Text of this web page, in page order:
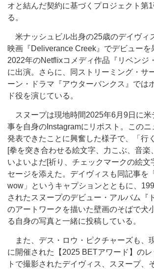
オと結んだ契約に基づくプロジェクト第
る。
米ナッシュビル出身の25歳のデイヴィ
映画『Deliverance Creek』でデビューを
2022年のNetflixコメディ作品『リベンジ
に出演。さらに、同ストリーミング・サ
ーン・ドラマ『アウターバンクス』では
ド役を演じている。
スヌープは現地時間2025年6月9日に米
事を自身のInstagramにリポスト。このニ
発表できたことに興奮した様子で、「行
[拳を突き合わせる絵文字、力こぶ、音楽
いよいよだ[祈り、チェックマークの絵文
セージを添えた。デイヴィスも同記事を
wow」というキャプションとともに、
されたスヌープのデビュー・アルバム『
のアートワークを描いた壁画のそばで犬
る自身の写真と一緒に投稿している。
また、デス・ロウ・ピクチャーズも、
に開催された【2025 BETアワード】の
トで撮影されたデイヴィス、スヌープ、